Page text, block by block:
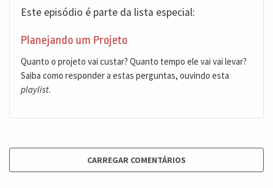
Este episódio é parte da lista especial:
Planejando um Projeto
Quanto o projeto vai custar? Quanto tempo ele vai vai levar?
Saiba como responder a estas perguntas, ouvindo esta
playlist.
CARREGAR COMENTÁRIOS